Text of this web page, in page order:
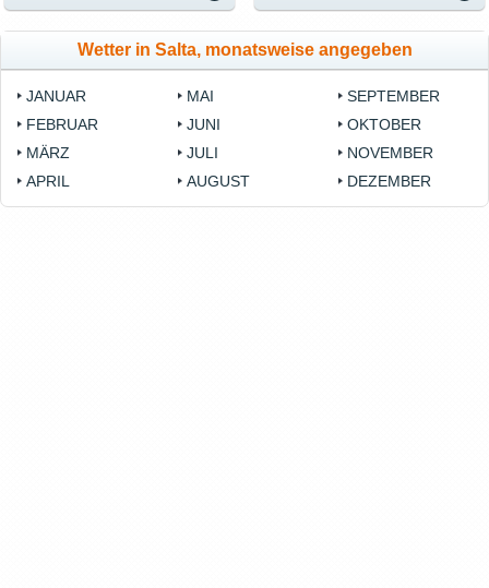
Wetter in Salta, monatsweise angegeben
JANUAR
FEBRUAR
MÄRZ
APRIL
MAI
JUNI
JULI
AUGUST
SEPTEMBER
OKTOBER
NOVEMBER
DEZEMBER